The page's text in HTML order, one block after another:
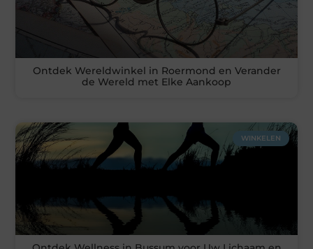
Ontdek Wereldwinkel in Roermond en Verander
de Wereld met Elke Aankoop
WINKELEN